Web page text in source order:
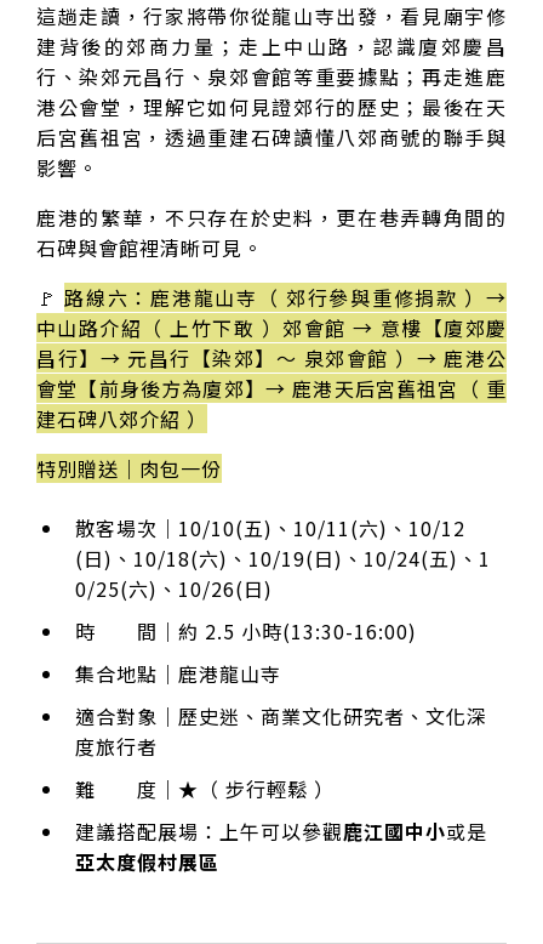
這趟走讀，行家將帶你從龍山寺出發，看見廟宇修
建背後的郊商力量；走上中山路，認識廈郊慶昌
行、染郊元昌行、泉郊會館等重要據點；再走進鹿
港公會堂，理解它如何見證郊行的歷史；最後在天
后宮舊祖宮，透過重建石碑讀懂八郊商號的聯手與
影響。
鹿港的繁華，不只存在於史料，更在巷弄轉角間的
石碑與會館裡清晰可見。
🚩路線六：鹿港龍山寺（ 郊行參與重修捐款 ）→
中山路介紹（ 上竹下敢 ）郊會館 → 意樓【廈郊慶
昌行】→ 元昌行【染郊】～ 泉郊會館 ）→ 鹿港公
會堂【前身後方為廈郊】→ 鹿港天后宮舊祖宮（ 重
建石碑八郊介紹 ）
特別贈送｜肉包一份
散客場次｜10/10(五)、10/11(六)、10/12
(日)、10/18(六)、10/19(日)、10/24(五)、1
0/25(六)、10/26(日)
時 間｜約 2.5 小時(13:30-16:00)
集合地點｜鹿港龍山寺
適合對象｜歷史迷、商業文化研究者、文化深
度旅行者
難 度｜★（ 步行輕鬆 ）
建議搭配展場：上午可以參觀鹿江國中小或是
亞太度假村展區